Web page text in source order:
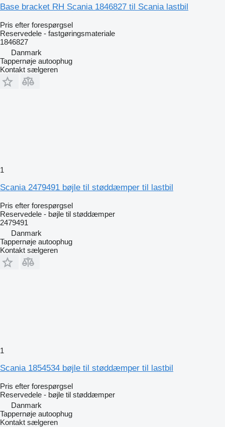
Base bracket RH Scania 1846827 til Scania lastbil
Pris efter forespørgsel
Reservedele - fastgøringsmateriale
1846827
Danmark
Tappernøje autoophug
Kontakt sælgeren
1
Scania 2479491 bøjle til støddæmper til lastbil
Pris efter forespørgsel
Reservedele - bøjle til støddæmper
2479491
Danmark
Tappernøje autoophug
Kontakt sælgeren
1
Scania 1854534 bøjle til støddæmper til lastbil
Pris efter forespørgsel
Reservedele - bøjle til støddæmper
Danmark
Tappernøje autoophug
Kontakt sælgeren